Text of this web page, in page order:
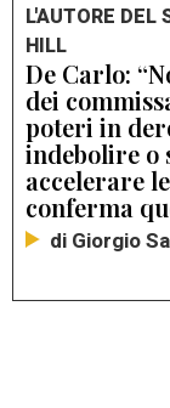
L'AUTORE DEL
HILL
De Carlo:
dei
poteri in
indebolire o
accelerare
conferma
di Giorgio